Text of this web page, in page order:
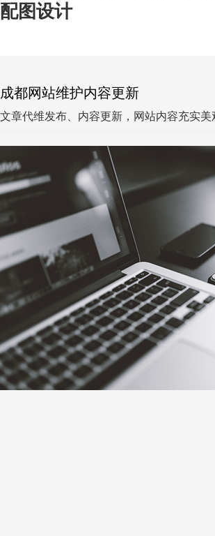
配图设计
成都网站维护内容更新
文章代维发布、内容更新，网站内容充实美